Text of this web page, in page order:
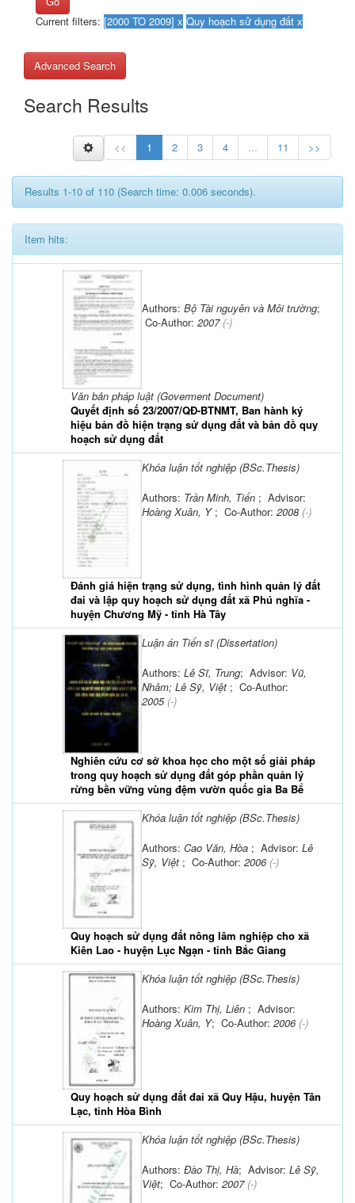
Current filters:
Advanced Search
Search Results
<< 1 2 3 4 ... 11 >>
Results 1-10 of 110 (Search time: 0.006 seconds).
Item hits:
Văn bản pháp luật (Goverment Document)
Quyết định số 23/2007/QĐ-BTNMT, Ban hành ký
hiệu bản đồ hiện trạng sử dụng đất và bản đồ quy
hoạch sử dụng đất
Authors: Bộ Tài nguyên và Môi trường;
Co-Author: 2007(-)
Khóa luận tốt nghiệp (BSc.Thesis)
Đánh giá hiện trạng sử dụng, tình hình quản lý đất
đai và lập quy hoạch sử dụng đất xã Phú nghĩa -
huyện Chương Mỹ - tỉnh Hà Tây
Authors: Trần Minh, Tiến ; Advisor:
Hoàng Xuân, Y ; Co-Author: 2008 (-)
Luận án Tiến sĩ (Dissertation)
Nghiên cứu cơ sở khoa học cho một số giải pháp
trong quy hoạch sử dụng đất góp phần quản lý
rừng bền vững vùng đệm vườn quốc gia Ba Bể
Authors: Lê Sĩ, Trung; Advisor: Vũ,
Nhâm; Lê Sỹ, Việt ; Co-Author:
2005(-)
Khóa luận tốt nghiệp (BSc.Thesis)
Quy hoạch sử dụng đất nông lâm nghiệp cho xã
Kiên Lao - huyện Lục Ngạn - tỉnh Bắc Giang
Authors: Cao Văn, Hòa ; Advisor: Lê
Sỹ, Việt ; Co-Author: 2006(-)
Khóa luận tốt nghiệp (BSc.Thesis)
Quy hoạch sử dụng đất đai xã Quy Hậu, huyện Tân
Lạc, tỉnh Hòa Bình
Authors: Kim Thị, Liên ; Advisor:
Hoàng Xuân, Y; Co-Author: 2006(-)
Khóa luận tốt nghiệp (BSc.Thesis)
Authors: Đào Thị, Hà; Advisor: Lê Sỹ,
Việt; Co-Author: 2007(-)